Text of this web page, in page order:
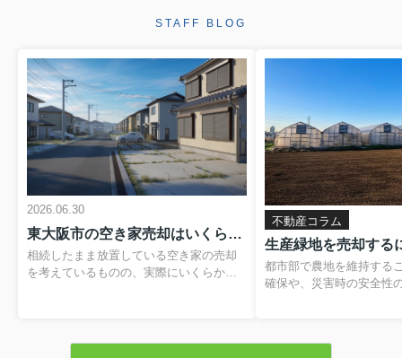
STAFF BLOG
2026.06.30
東大阪市の空き家売却はいくらかかる？費用や税金の内訳と負担を抑える方法
相続したまま放置している空き家の売却
を考えているものの、実際にいくらかか
重なると、最終的に手元に残る金額のイ
不動産コラム
都市部で農地を維持する
確保や、災害時の安全性